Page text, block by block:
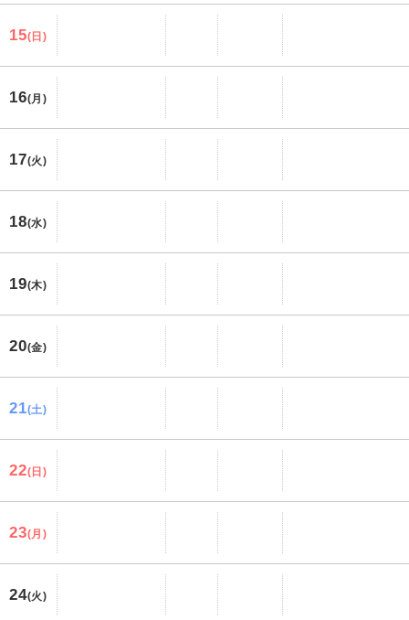
15(日)
16(月)
17(火)
18(水)
19(木)
20(金)
21(土)
22(日)
23(月)
24(火)